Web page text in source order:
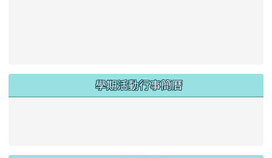
學期活動行事簡曆